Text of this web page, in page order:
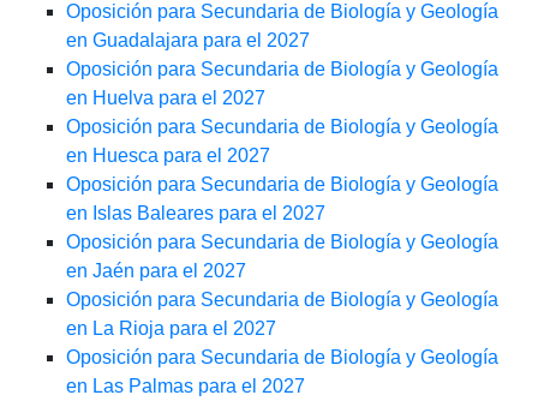
Oposición para Secundaria de Biología y Geología
en Guadalajara para el 2027
Oposición para Secundaria de Biología y Geología
en Huelva para el 2027
Oposición para Secundaria de Biología y Geología
en Huesca para el 2027
Oposición para Secundaria de Biología y Geología
en Islas Baleares para el 2027
Oposición para Secundaria de Biología y Geología
en Jaén para el 2027
Oposición para Secundaria de Biología y Geología
en La Rioja para el 2027
Oposición para Secundaria de Biología y Geología
en Las Palmas para el 2027